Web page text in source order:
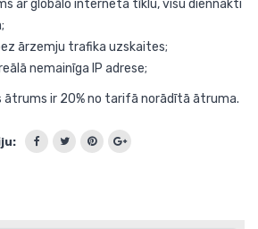
ar globālo interneta tīklu, visu diennakti
ārzemju trafika uzskaites;
nemainīga IP adrese;
ātrums ir 20% no tarifā norādītā ātruma.